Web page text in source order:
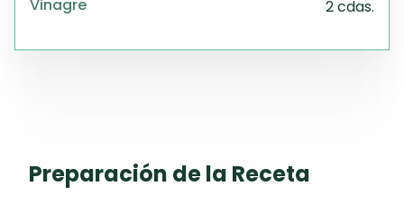
Vinagre 2 cdas.
Preparación de la Receta